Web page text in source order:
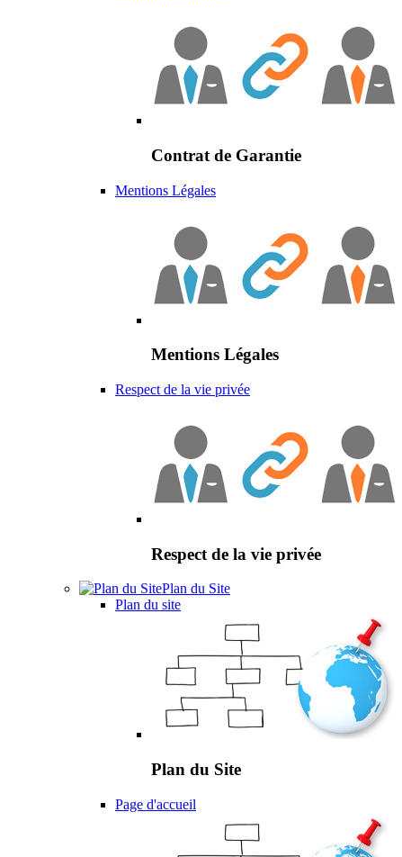
Contrat de Garantie
Mentions Légales
Mentions Légales
Respect de la vie privée
Respect de la vie privée
Plan du Site
Plan du site
Plan du Site
Page d'accueil